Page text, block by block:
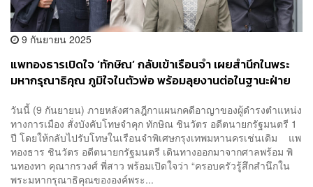
9 กันยายน 2025
แพทองธารเปิดใจ ‘ทักษิณ’ กลับเข้าเรือนจำ เผยสำนึกในพระ
มหากรุณาธิคุณ ภูมิใจในตัวพ่อ พร้อมลุยงานต่อในฐานะฝ่าย
วันนี้ (9 กันยายน) ภายหลังศาลฎีกาแผนกคดีอาญาของผู้ดำรงตำแหน่ง
ทางการเมือง สั่งบังคับโทษจำคุก ทักษิณ ชินวัตร อดีตนายกรัฐมนตรี 1
ปี โดยให้กลับไปรับโทษในเรือนจำพิเศษกรุงเทพมหานครเช่นเดิม แพ
ทองธาร ชินวัตร อดีตนายกรัฐมนตรี เดินทางออกมาจากศาลพร้อม พิ
นทองทา คุณากรวงศ์ พี่สาว พร้อมเปิดใจว่า “ครอบครัวรู้สึกสำนึกใน
พระมหากรุณาธิคุณขององค์พระ...